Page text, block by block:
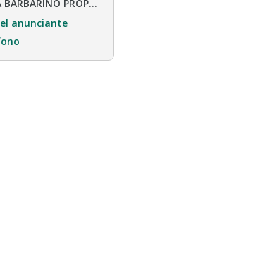
EVANGELINA BARBARINO PROPIEDADES
anunciante